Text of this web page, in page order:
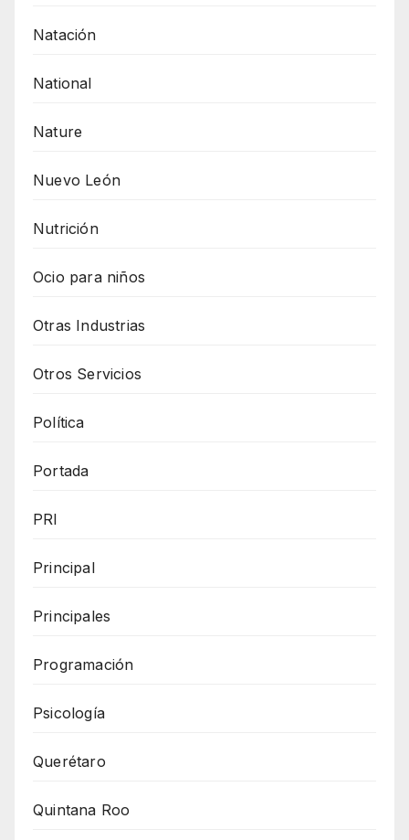
Natación
National
Nature
Nuevo León
Nutrición
Ocio para niños
Otras Industrias
Otros Servicios
Política
Portada
PRI
Principal
Principales
Programación
Psicología
Querétaro
Quintana Roo